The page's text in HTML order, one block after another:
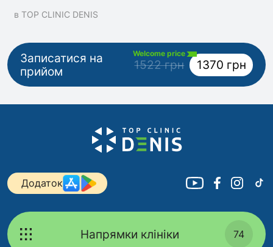
в TOP CLINIC DENIS
Записатися на
прийом
Welcome price
1522 грн 1370 грн
Додаток
Напрямки клініки 74